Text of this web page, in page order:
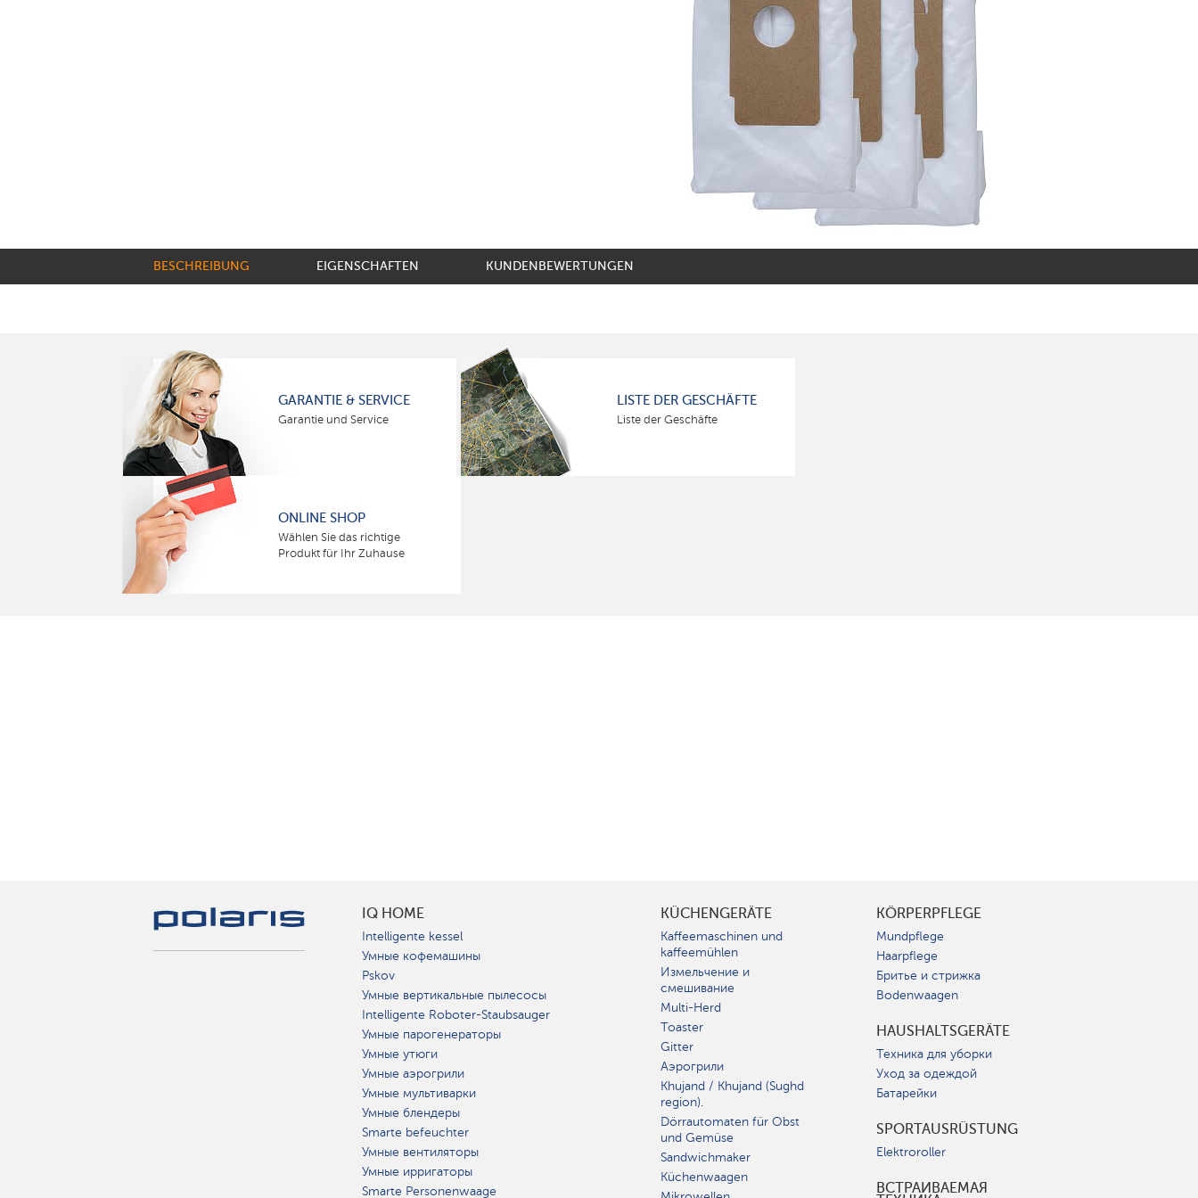
BESCHREIBUNG EIGENSCHAFTEN KUNDENBEWERTUNGEN
GARANTIE & SERVICE
Garantie und Service
LISTE DER GESCHÄFTE
Liste der Geschäfte
ONLINE SHOP
Wählen Sie das richtige
Produkt für Ihr Zuhause
IQ HOME
Intelligente kessel
Умные кофемашины
Pskov
Умные вертикальные пылесосы
Intelligente Roboter-Staubsauger
Умные парогенераторы
Умные утюги
Умные аэрогрили
Умные мультиварки
Умные блендеры
Smarte befeuchter
Умные вентиляторы
Умные ирригаторы
Smarte Personenwaage
KÜCHENGERÄTE
Kaffeemaschinen und
kaffeemühlen
Измельчение и
смешивание
Multi-Herd
Toaster
Gitter
Аэрогрили
Khujand / Khujand (Sughd
region).
Dörrautomaten für Obst
und Gemüse
Sandwichmaker
Küchenwaagen
KÖRPERPFLEGE
Mundpflege
Haarpflege
Бритье и стрижка
Bodenwaagen
HAUSHALTSGERÄTE
Техника для уборки
Уход за одеждой
Батарейки
SPORTAUSRÜSTUNG
Elektroroller
ВСТРАИВАЕМАЯ